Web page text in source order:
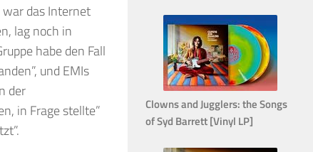
das Internet
lag noch in
habe den Fall
und EMIs
der
in Frage stellte”
Clowns and Jugglers: the Songs
of Syd Barrett [Vinyl LP]